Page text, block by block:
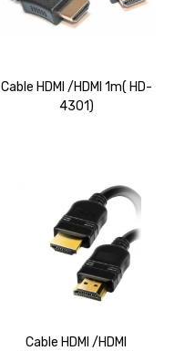
Cable HDMI /HDMI 1m( HD-
4301)
Cable HDMI /HDMI